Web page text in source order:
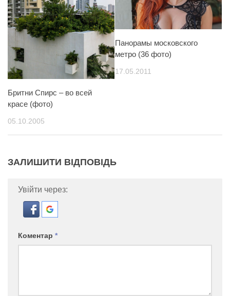
Бритни Спирс – во всей
красе (фото)
05.10.2005
Панорамы московского
метро (36 фото)
17.05.2011
ЗАЛИШИТИ ВІДПОВІДЬ
Увійти через:
Коментар *